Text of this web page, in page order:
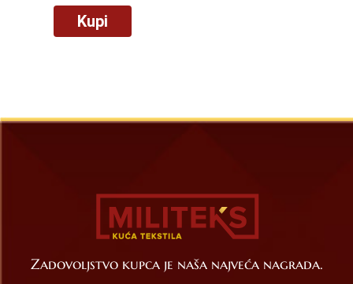
Kupi
Zadovoljstvo kupca je naša najveća nagrada.